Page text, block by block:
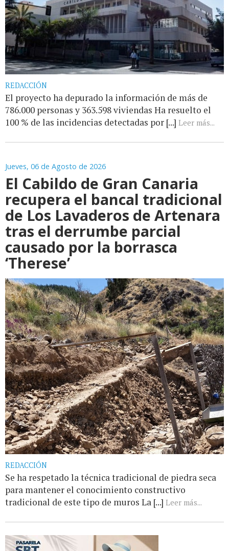
REDACCIÓN
El proyecto ha depurado la información de más de
786.000 personas y 363.598 viviendas Ha resuelto el
100 % de las incidencias detectadas por [...] Leer más...
Jueves, 06 de Agosto de 2026
El Cabildo de Gran Canaria
recupera el bancal tradicional
de Los Lavaderos de Artenara
tras el derrumbe parcial
causado por la borrasca
‘Therese’
REDACCIÓN
Se ha respetado la técnica tradicional de piedra seca
para mantener el conocimiento constructivo
tradicional de este tipo de muros La [...] Leer más...